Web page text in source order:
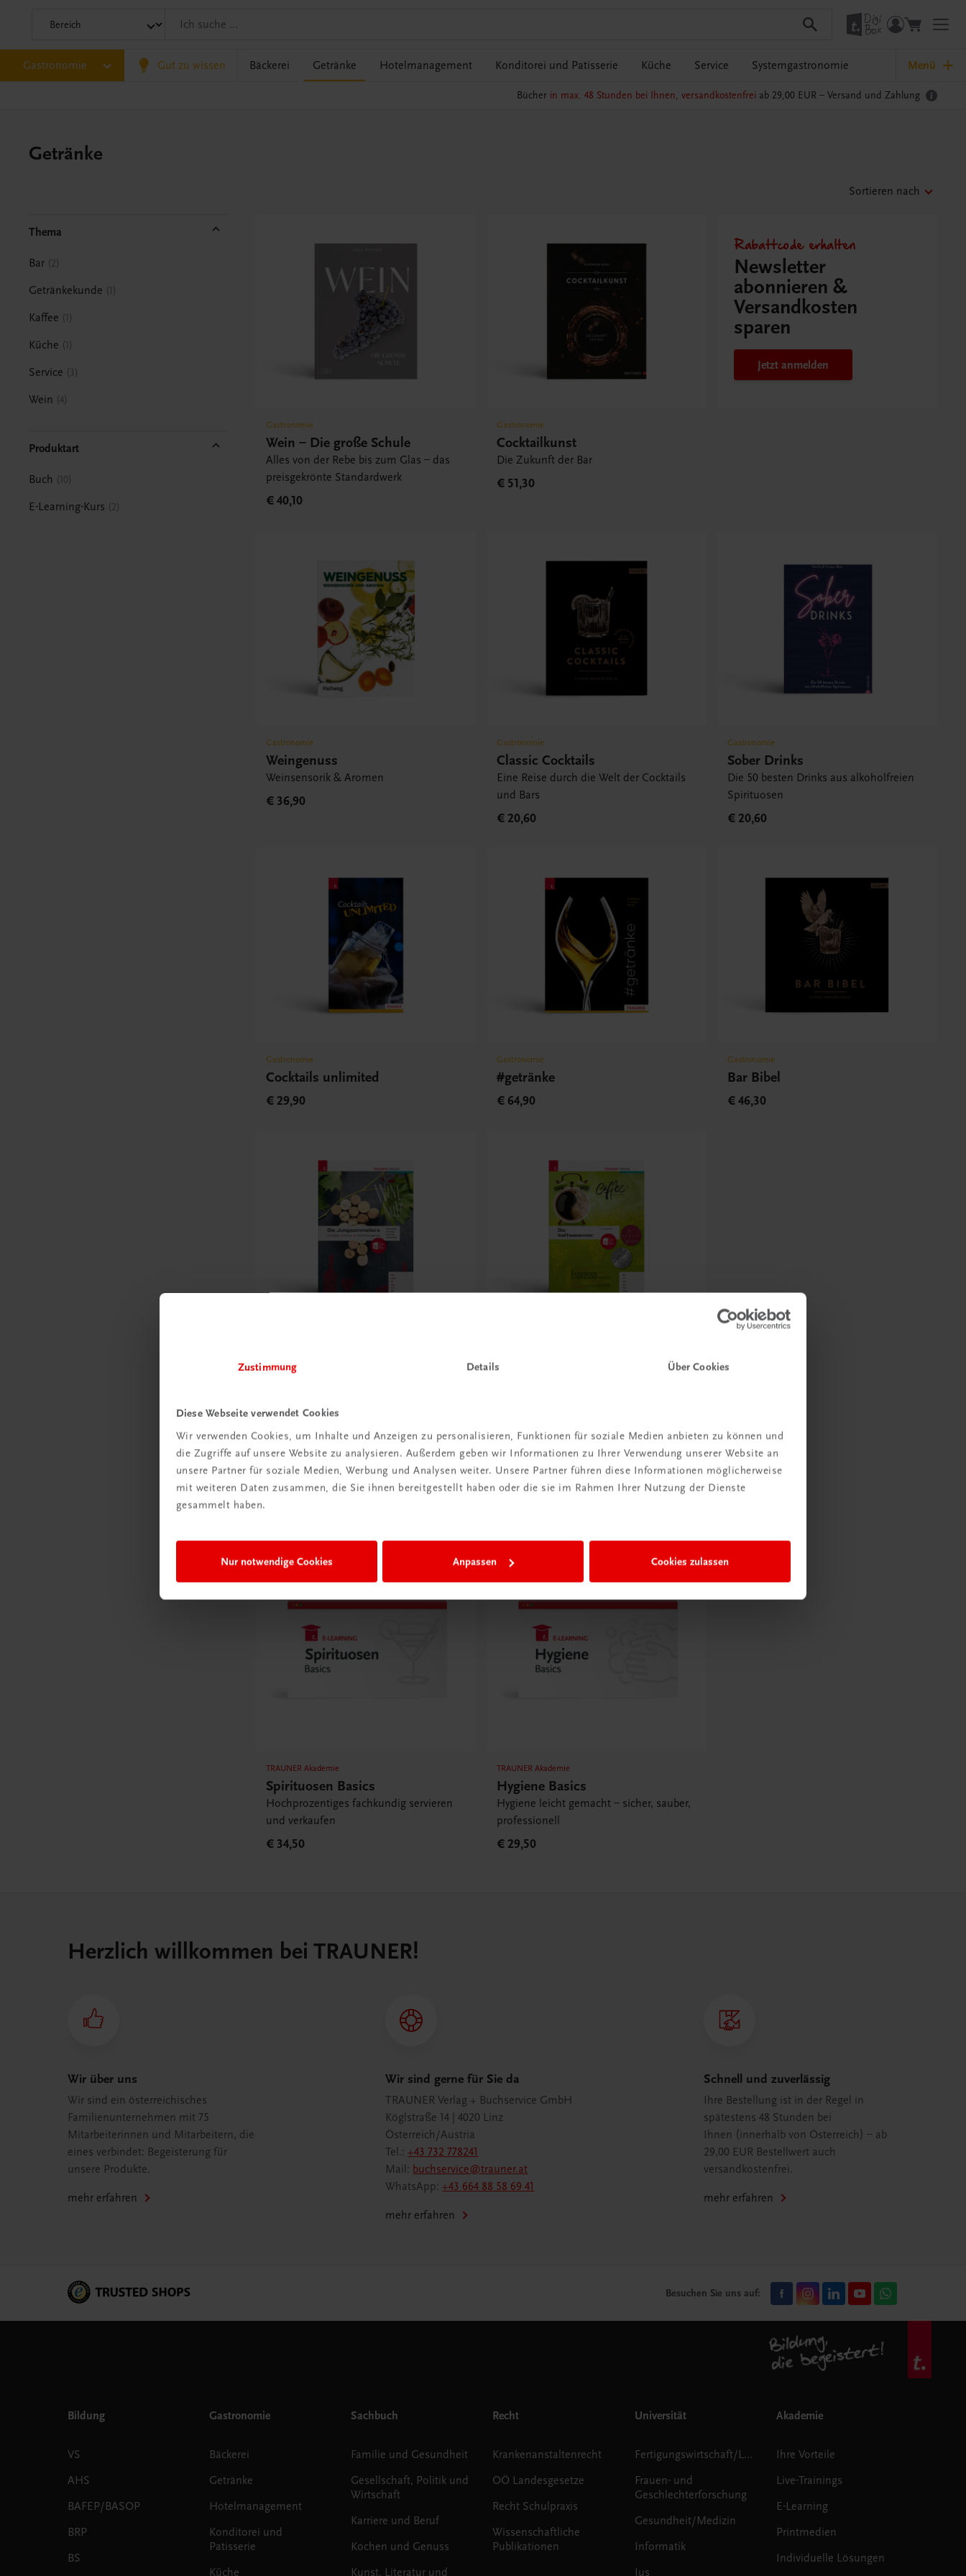
Zustimmung Details Über Cookies
Diese Webseite verwendet Cookies
Wir verwenden Cookies, um Inhalte und Anzeigen zu personalisieren, Funktionen für soziale Medien anbieten zu können und
die Zugriffe auf unsere Website zu analysieren. Außerdem geben wir Informationen zu Ihrer Verwendung unserer Website an
unsere Partner für soziale Medien, Werbung und Analysen weiter. Unsere Partner führen diese Informationen möglicherweise
mit weiteren Daten zusammen, die Sie ihnen bereitgestellt haben oder die sie im Rahmen Ihrer Nutzung der Dienste
gesammelt haben.
Nur notwendige Cookies Anpassen Cookies zulassen
Gastronomie Gut zu wissen Bäckerei Getränke Hotelmanagement Konditorei und Patisserie Küche Service Systemgastronomie Menü
Bücher in max. 48 Stunden bei Ihnen, versandkostenfrei ab 29,00 EUR – Versand und Zahlung
Getränke
Sortieren nach
Thema
Bar 2
Getränkekunde 1
Kaffee 1
Küche 1
Service 3
Wein 4
Produktart
Buch 10
E-Learning-Kurs 2
Gastronomie
Wein – Die große Schule
Alles von der Rebe bis zum Glas – das
preisgekrönte Standardwerk
€ 40,10
Gastronomie
Cocktailkunst
Die Zukunft der Bar
€ 51,30
Rabattcode erhalten
Newsletter
abonnieren &
Versandkosten
sparen
Jetzt anmelden
Gastronomie
Weingenuss
Weinsensorik & Aromen
€ 36,90
Gastronomie
Classic Cocktails
Eine Reise durch die Welt der Cocktails
und Bars
€ 20,60
Gastronomie
Sober Drinks
Die 50 besten Drinks aus alkoholfreien
Spirituosen
€ 20,60
Gastronomie
Cocktails unlimited
€ 29,90
Gastronomie
#getränke
€ 64,90
Gastronomie
Bar Bibel
€ 46,30
Getränke – Service –
TRAUNER-DigiBox
€ 22,34
E-Learning-Kurse
TRAUNER Akademie
Spirituosen Basics
Hochprozentiges fachkundig servieren
und verkaufen
€ 34,50
TRAUNER Akademie
Hygiene Basics
Hygiene leicht gemacht – sicher, sauber,
professionell
€ 29,50
Herzlich willkommen bei TRAUNER!
Wir über uns
Wir sind ein österreichisches
Familienunternehmen mit 75
Mitarbeiterinnen und Mitarbeitern, die
eines verbindet: Begeisterung für
unsere Produkte.
mehr erfahren
Wir sind gerne für Sie da
TRAUNER Verlag + Buchservice GmbH
Köglstraße 14 | 4020 Linz
Österreich/Austria
Tel.:+43 732 778241
Mail: buchservice@trauner.at
WhatsApp:+43 664 88 58 69 41
mehr erfahren
Schnell und zuverlässig
Ihre Bestellung ist in der Regel in
spätestens 48 Stunden bei
Ihnen (innerhalb von Österreich) – ab
29,00 EUR Bestellwert auch
versandkostenfrei.
mehr erfahren
Besuchen Sie uns auf:
Bildung
VS
AHS
BAFEP/BASOP
BRP
BS
Gastronomie
Bäckerei
Getränke
Hotelmanagement
Konditorei und
Patisserie
Küche
Sachbuch
Familie und Gesundheit
Gesellschaft, Politik und
Wirtschaft
Karriere und Beruf
Kochen und Genuss
Kunst, Literatur und
Recht
Krankenanstaltenrecht
OÖ Landesgesetze
Recht Schulpraxis
Wissenschaftliche
Publikationen
Universität
Fertigungswirtschaft/Logistik
Frauen- und
Geschlechterforschung
Gesundheit/Medizin
Informatik
Jus
Akademie
Ihre Vorteile
Live-Trainings
E-Learning
Printmedien
Individuelle Lösungen